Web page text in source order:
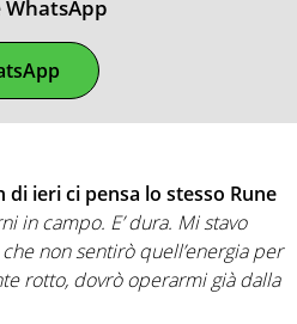
WhatsApp
di ieri ci pensa lo stesso Rune
in campo. E’ dura. Mi stavo
non sentirò quell’energia per
rotto, dovrò operarmi già dalla